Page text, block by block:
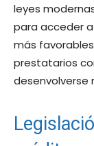
leyes
para acceder
más
prestatarios
desenvolverse